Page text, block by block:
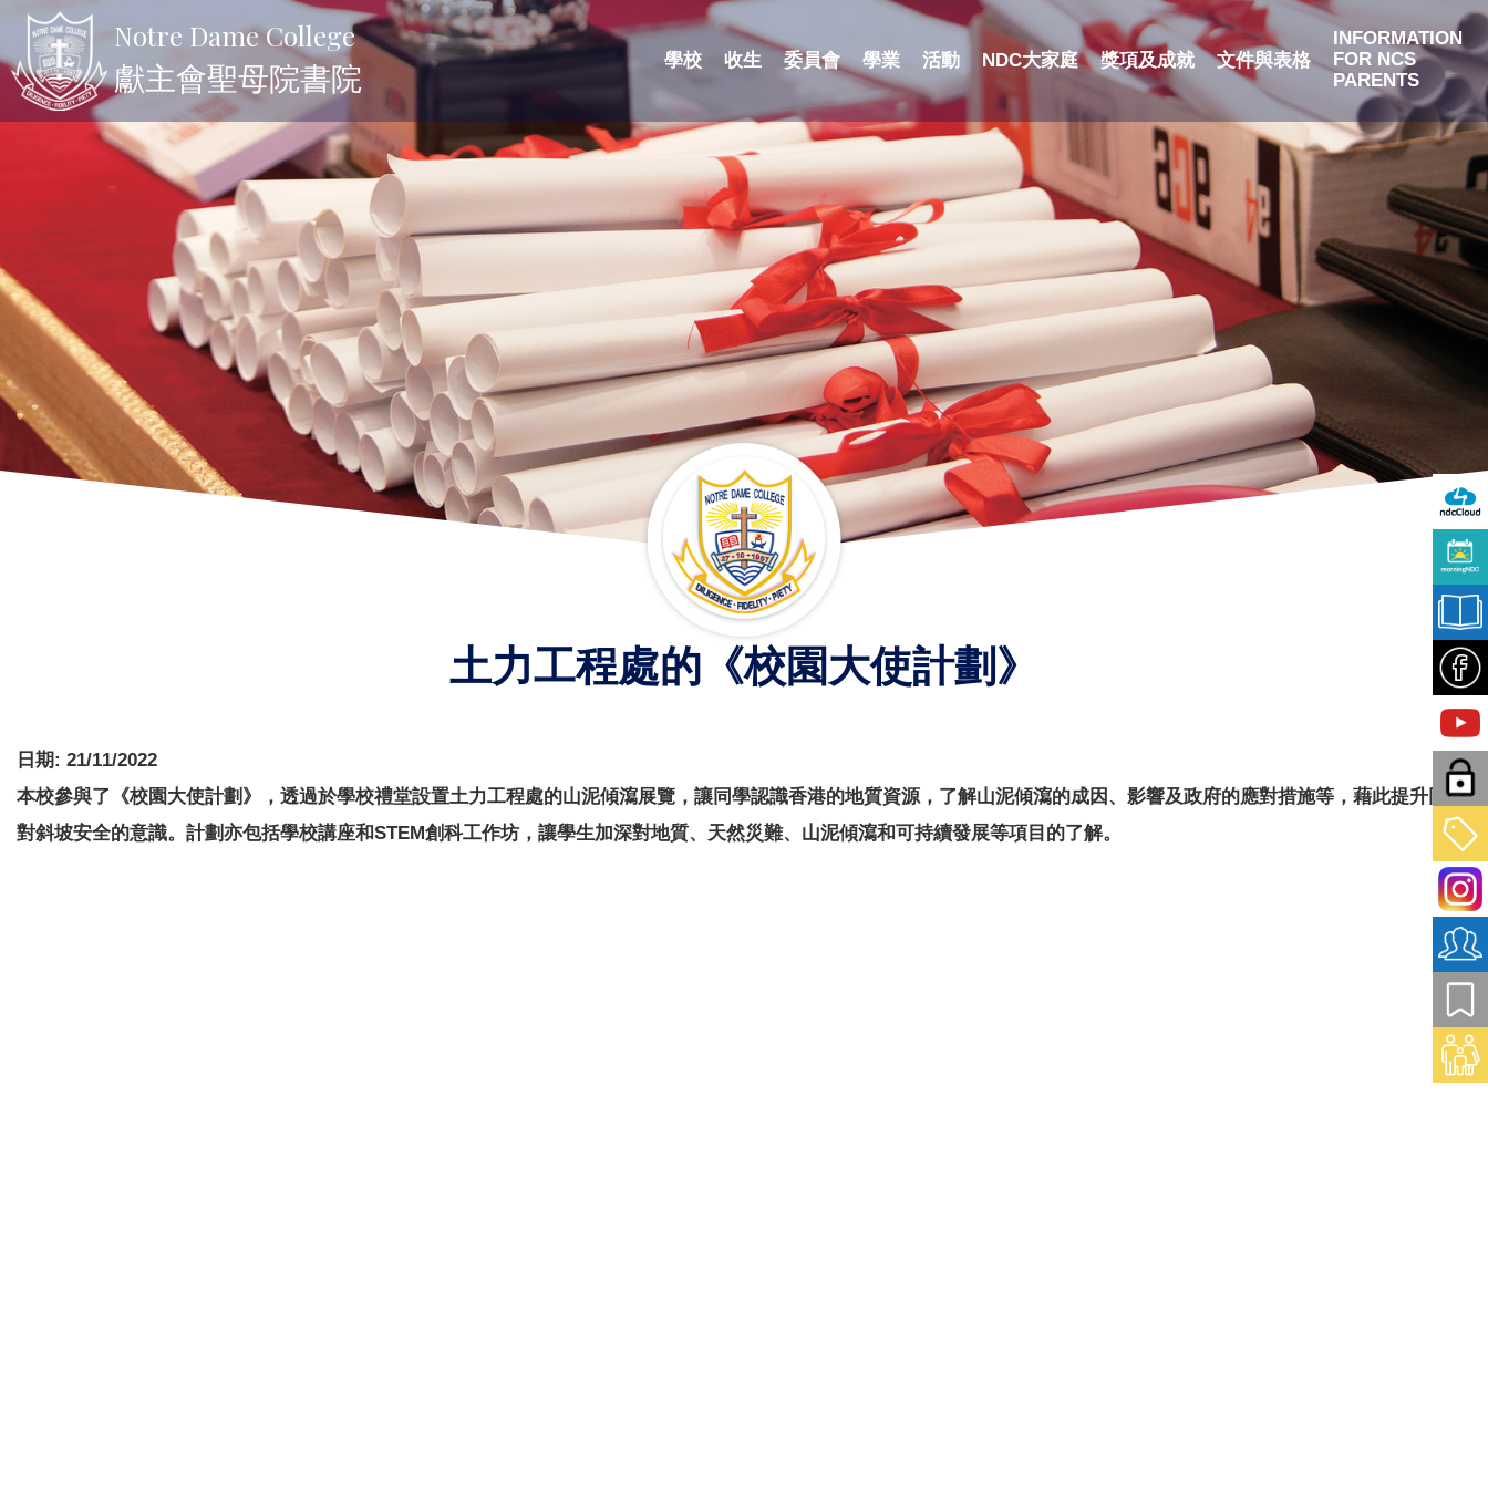
Notre Dame College
獻主會聖母院書院
學校 收生 委員會 學業 活動 NDC大家庭 獎項及成就 文件與表格
INFORMATION
FOR NCS
PARENTS
土力工程處的《校園大使計劃》
日期: 21/11/2022
本校參與了《校園大使計劃》，透過於學校禮堂設置土力工程處的山泥傾瀉展覽，讓同學認識香港的地質資源，了解山泥傾瀉的成因、影響及政府的應對措施等，藉此提升同學
對斜坡安全的意識。計劃亦包括學校講座和STEM創科工作坊，讓學生加深對地質、天然災難、山泥傾瀉和可持續發展等項目的了解。